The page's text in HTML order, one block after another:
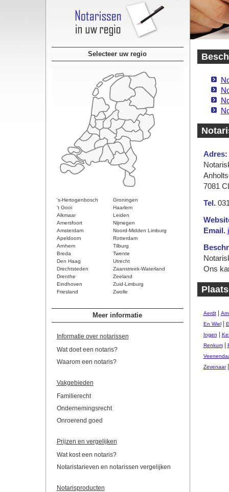
Selecteer uw regio
's-Hertogenbosch
Groningen
't Gooi
Haarlem
Alkmaar
Leiden
Amersfoort
Nijmegen
Amsterdam
Noord-Midden Limburg
Apeldoorn
Rotterdam
Arnhem
Tilburg
Breda
Twente
Den Haag
Utrecht
Drechtsteden
Zaanstreek-Waterland
Drenthe
Zeeland
Eindhoven
Zuid-Limburg
Friesland
Zwolle
Meer informatie
Informatie over notarissen
Wat doet een notaris?
Waarom een notaris?
Vakgebieden
Familierecht
Ondernemingsrecht
Onroerend goed
Prijzen en vergelijken
Wat kost een notaris?
Notaristarieven en notarissen vergelijken
Notarisproducten
Adres:
7081
Tel.
Email.
Ons
Aerdt|
En Wiel|
Ingen
Renkum|
Zevenaar|